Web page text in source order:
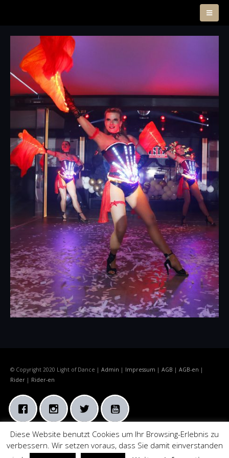
© Copyright 2020 Light of Dance | Admin | Impressum | AGB | AGB-en |
Rider | Rider-en
Diese Website benutzt Cookies um Ihr Browsing-Erlebnis zu
verbessern. Wir setzen voraus, dass Sie damit einverstanden